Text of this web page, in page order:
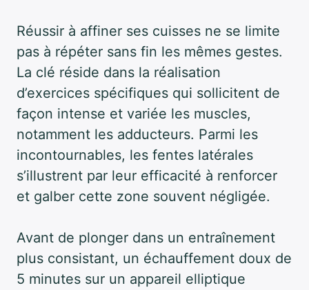
Réussir à affiner ses cuisses ne se limite
pas à répéter sans fin les mêmes gestes.
La clé réside dans la réalisation
d’exercices spécifiques qui sollicitent de
façon intense et variée les muscles,
notamment les adducteurs. Parmi les
incontournables, les fentes latérales
s’illustrent par leur efficacité à renforcer
et galber cette zone souvent négligée.
Avant de plonger dans un entraînement
plus consistant, un échauffement doux de
5 minutes sur un appareil elliptique